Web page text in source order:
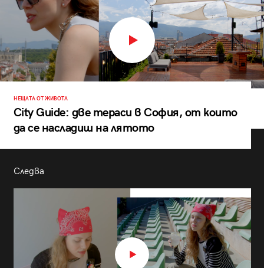
НЕЩАТА ОТ ЖИВОТА
City Guide: две тераси в София, от които
да се насладиш на лятото
Следва